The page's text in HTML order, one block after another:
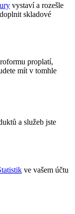
vystaví a rozešle
skladové
proplatí,
mít v tomhle
a služeb jste
ve vašem účtu